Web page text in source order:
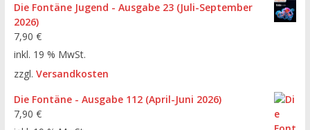
Die Fontäne Jugend - Ausgabe 23 (Juli-September
2026)
7,90 €
inkl. 19 % MwSt.
zzgl. Versandkosten
Die Fontäne - Ausgabe 112 (April-Juni 2026)
7,90 €